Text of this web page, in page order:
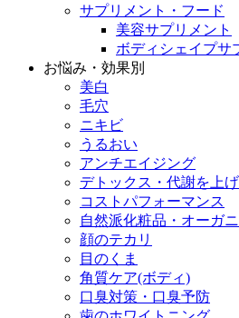
サプリメント・フード
美容サプリメント
ボディシェイプサ
お悩み・効果別
美白
毛穴
ニキビ
うるおい
アンチエイジング
デトックス・代謝を上
コストパフォーマンス
自然派化粧品・オーガ
顔のテカリ
目のくま
角質ケア(ボディ)
口臭対策・口臭予防